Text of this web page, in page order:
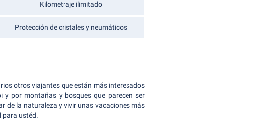
Kilometraje ilimitado
Protección de cristales y neumáticos
otros viajantes que están más interesados
y por montañas y bosques que parecen ser
de la naturaleza y vivir unas vacaciones más
para ustéd.